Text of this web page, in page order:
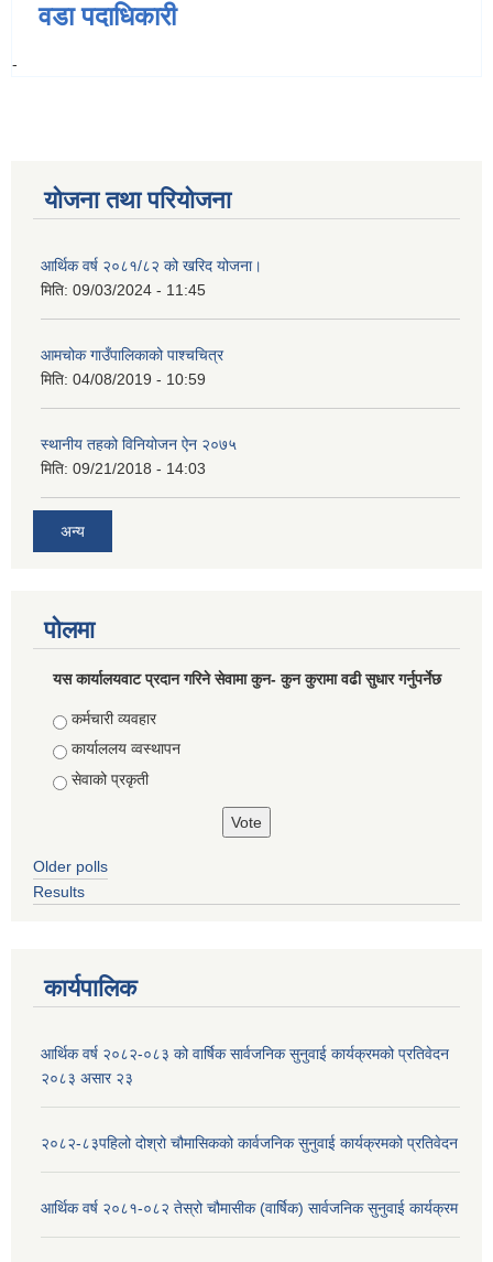
वडा पदाधिकारी
-
योजना तथा परियोजना
आर्थिक वर्ष २०८१/८२ को खरिद योजना।
मिति: 09/03/2024 - 11:45
आमचोक गाउँपालिकाको पाश्चचित्र
मिति: 04/08/2019 - 10:59
स्थानीय तहको विनियोजन ऐन २०७५
मिति: 09/21/2018 - 14:03
अन्य
पोलमा
यस कार्यालयवाट प्रदान गरिने सेवामा कुन- कुन कुरामा वढी सुधार गर्नुपर्नेछ
Choices
कर्मचारी व्यवहार
कार्याललय व्वस्थापन
सेवाको प्रकृती
Older polls
Results
कार्यपालिक
आर्थिक वर्ष २०८२-०८३ को वार्षिक सार्वजनिक सुनुवाई कार्यक्रमको प्रतिवेदन
२०८३ असार २३
२०८२-८३पहिलो दोश्रो चौमासिकको कार्वजनिक सुनुवाई कार्यक्रमको प्रतिवेदन
आर्थिक वर्ष २०८१-०८२ तेस्रो चौमासीक (वार्षिक) सार्वजनिक सुनुवाई कार्यक्रम